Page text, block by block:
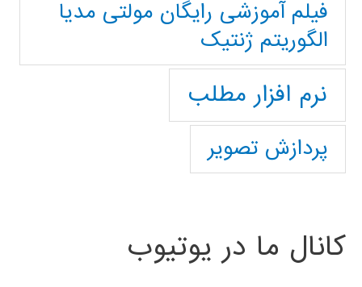
فیلم آموزشی رایگان مولتی مدیا
الگوریتم ژنتیک
نرم افزار مطلب
پردازش تصویر
کانال ما در یوتیوب